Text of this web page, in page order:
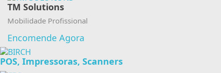
TM Solutions
Mobilidade Profissional
Encomende Agora
POS, Impressoras, Scanners